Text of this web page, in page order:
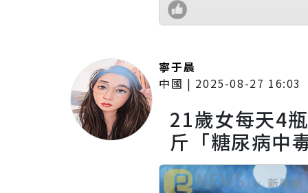
寧于晨
中國 | 2025-08-27 16:03
21歲女每天4
斤「糖尿病中